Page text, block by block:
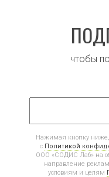
чтобы
Нажимая кнопку ниже,
с Политикой
ООО «СОДИС Лаб» на
направление
условиям и целям